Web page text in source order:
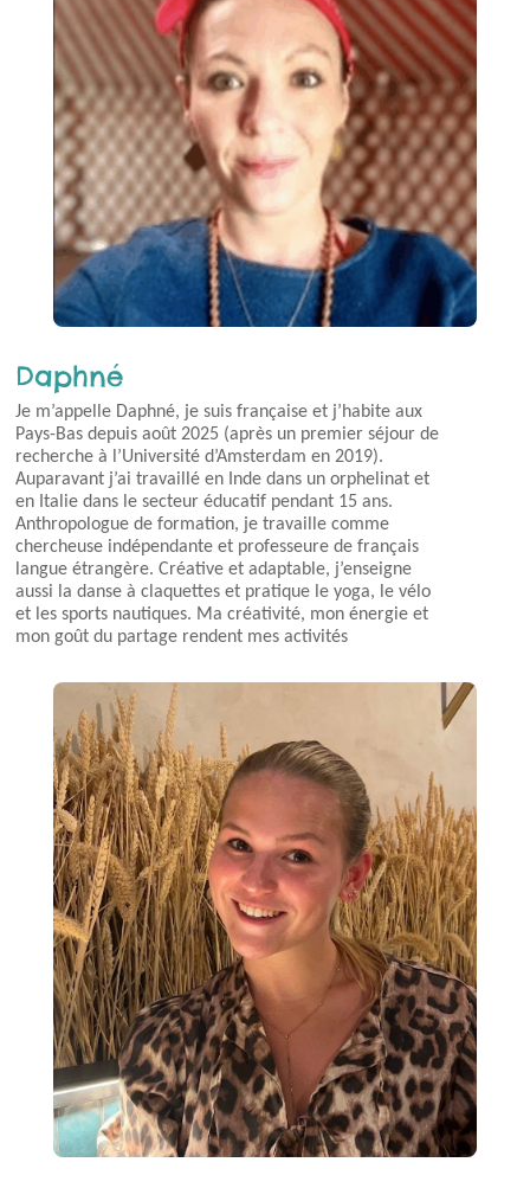
Daphné
Je m’appelle Daphné, je suis française et j’habite aux
Pays-Bas depuis août 2025 (après un premier séjour de
recherche à l’Université d’Amsterdam en 2019).
Auparavant j’ai travaillé en Inde dans un orphelinat et
en Italie dans le secteur éducatif pendant 15 ans.
Anthropologue de formation, je travaille comme
chercheuse indépendante et professeure de français
langue étrangère. Créative et adaptable, j’enseigne
aussi la danse à claquettes et pratique le yoga, le vélo
et les sports nautiques. Ma créativité, mon énergie et
mon goût du partage rendent mes activités
enfants.